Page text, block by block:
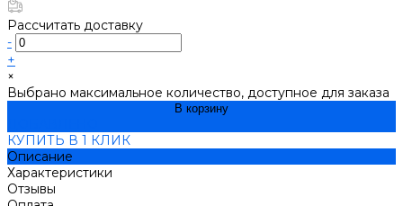
Рассчитать доставку
-
+
×
Выбрано максимальное количество, доступное для заказа
В корзину
КУПИТЬ В 1 КЛИК
Описание
Характеристики
Отзывы